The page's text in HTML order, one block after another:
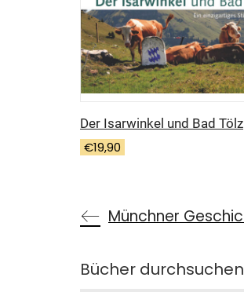
Der Isarwinkel und Bad Tölz
€19,90
Bücher durchsuchen